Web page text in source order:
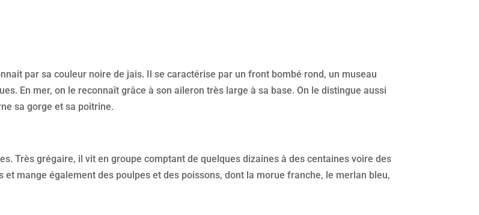
par sa couleur noire de jais. Il se caractérise par un front bombé rond, un museau
En mer, on le reconnaît grâce à son aileron très large à sa base. On le distingue aussi
sa gorge et sa poitrine.
Très grégaire, il vit en groupe comptant de quelques dizaines à des centaines voire des
mange également des poulpes et des poissons, dont la morue franche, le merlan bleu,